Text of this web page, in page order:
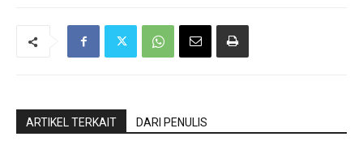
ARTIKEL TERKAIT DARI PENULIS